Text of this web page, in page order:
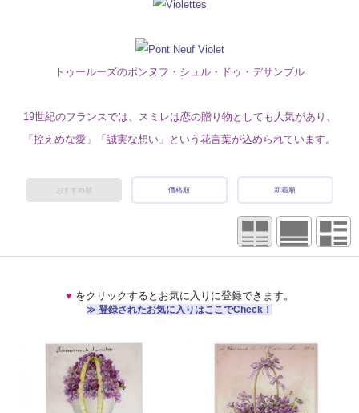
トゥールーズのポンヌフ・シュル・ドゥ・デサンブル
19世紀のフランスでは、スミレは恋の贈り物としても人気があり、
「控えめな愛」「誠実な想い」という花言葉が込められています。
おすすめ順 価格順 新着順
♥ をクリックするとお気に入りに登録できます。
≫ 登録されたお気に入りはここでCheck！